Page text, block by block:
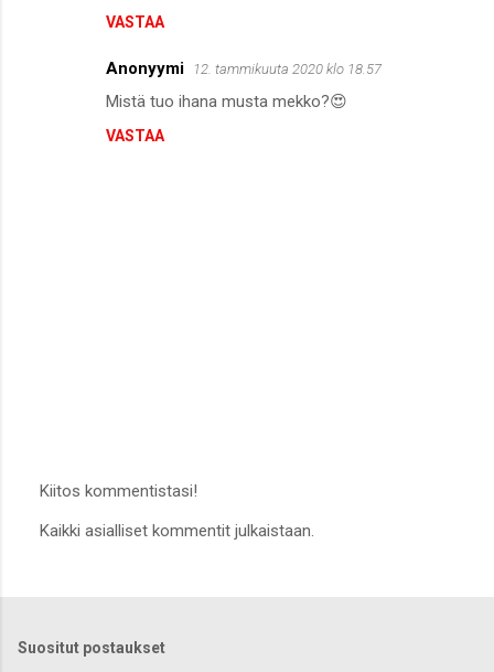
VASTAA
Anonyymi 12. tammikuuta 2020 klo 18.57
Mistä tuo ihana musta mekko?😍
VASTAA
ä
o
Kiitos kommentistasi!
Kaikki asialliset kommentit julkaistaan.
Suositut postaukset